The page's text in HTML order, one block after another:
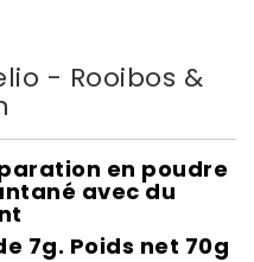
- Rooibos &
en poudre
avec du
7g. Poids net 70g